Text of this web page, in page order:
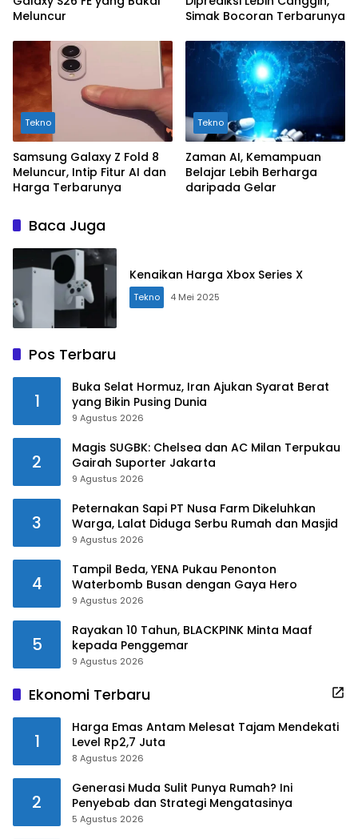
Meluncur
Simak Bocoran Terbarunya
Tekno
Samsung Galaxy Z Fold 8
Meluncur, Intip Fitur AI dan
Harga Terbarunya
Tekno
Zaman AI, Kemampuan
Belajar Lebih Berharga
daripada Gelar
Baca Juga
Kenaikan Harga Xbox Series X
Tekno 4 Mei 2025
Pos Terbaru
1
Buka Selat Hormuz, Iran Ajukan Syarat Berat
yang Bikin Pusing Dunia
9 Agustus 2026
2
Magis SUGBK: Chelsea dan AC Milan Terpukau
Gairah Suporter Jakarta
9 Agustus 2026
3
Peternakan Sapi PT Nusa Farm Dikeluhkan
Warga, Lalat Diduga Serbu Rumah dan Masjid
9 Agustus 2026
4
Tampil Beda, YENA Pukau Penonton
Waterbomb Busan dengan Gaya Hero
9 Agustus 2026
5
Rayakan 10 Tahun, BLACKPINK Minta Maaf
kepada Penggemar
9 Agustus 2026
Ekonomi Terbaru
1
Harga Emas Antam Melesat Tajam Mendekati
Level Rp2,7 Juta
8 Agustus 2026
2
Generasi Muda Sulit Punya Rumah? Ini
Penyebab dan Strategi Mengatasinya
5 Agustus 2026